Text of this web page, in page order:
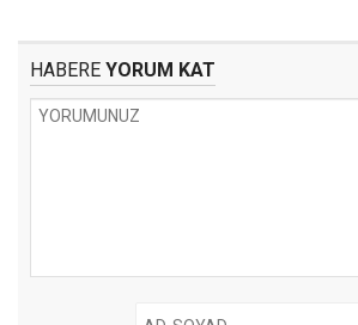
HABERE YORUM KAT